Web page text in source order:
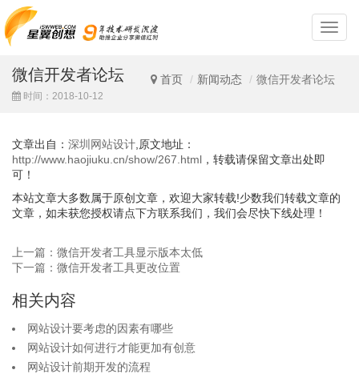
深
圳
站
设
首页 新闻动态 微信开发者论坛
微信开发者论坛
时间：2018-10-12
文章出自： 深圳网站设计 ,原文地址：
http://www.haojiuku.cn/show/267.html ，转载请保留文章出处即
可！
本站文章大多数属于原创文章，欢迎大家转载!少数我们转载文章的
文章，如未获您授权请点下方联系我们，我们会尽快下线处理！
上一篇：微信开发者工具显示版本太低
下一篇：微信开发者工具更改位置
相关内容
网站设计要考虑的因素有哪些
网站设计如何进行才能更加有创意
网站设计前期开发的流程